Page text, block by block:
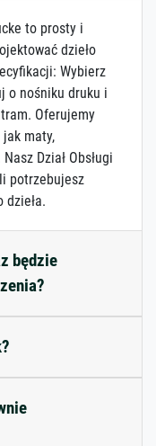
to prosty i
dzieło
Wybierz
o nośniku druku i
Oferujemy
maty,
Dział Obsługi
potrzebujesz
dzieła.
będzie